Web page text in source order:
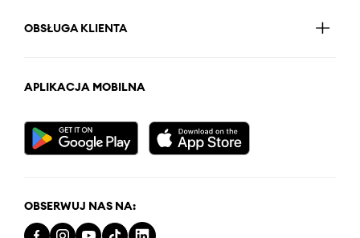
OBSŁUGA KLIENTA
APLIKACJA MOBILNA
OBSERWUJ NAS NA: